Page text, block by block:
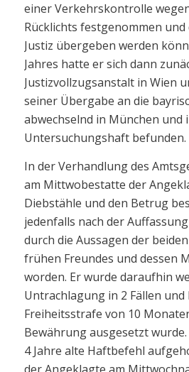
einer Verkehrskontrolle
Rücklichts festgenommen
Justiz übergeben werden
Jahres hatte er sich dann
Justizvollzugsanstalt in Wien
seiner Übergabe an die
abwechselnd in München und
Untersuchungshaft befunden.
In der Verhandlung des
am Mittwobestatte der
Diebstähle und den Betrug
jedenfalls nach der
durch die Aussagen der
frühen Freundes und dessen
worden. Er wurde daraufhin
Untrachlagung in 2 Fällen
Freiheitsstrafe von 10
Bewährung ausgesetzt
4 Jahre alte Haftbefehl